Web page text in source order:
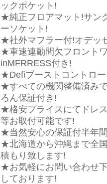
ックポケット!
★純正フロアマット!サン
ーソケット!
★社外マフラー付!オデッ
★車速連動間欠フロント
inMFRRESS付き!
★Defiブーストコントロ
★すべての機関整備済み
ろん保証付き!
★格安プライスにてドレ
等お取付可能です!
★当然安心の保証付半年
★北海道から沖縄まで全
積もり致します!
★お気軽にお問い合わせ
しております!